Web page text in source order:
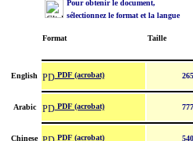
Pour obtenir le document,
sélectionnez le format et la langue
Format Taille
English PDF (acrobat)
Arabic PDF (acrobat)
Chinese PDF (acrobat)